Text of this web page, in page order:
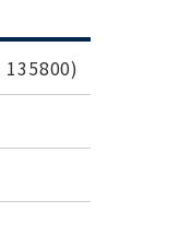
135800)